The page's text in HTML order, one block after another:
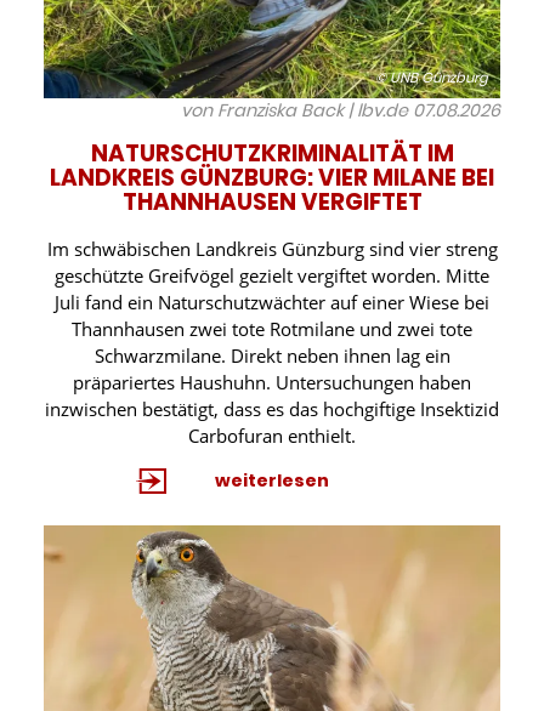
© UNB Günzburg
von Franziska Back | lbv.de 07.08.2026
NATURSCHUTZKRIMINALITÄT IM
LANDKREIS GÜNZBURG: VIER MILANE BEI
THANNHAUSEN VERGIFTET
Im schwäbischen Landkreis Günzburg sind vier streng
geschützte Greifvögel gezielt vergiftet worden. Mitte
Juli fand ein Naturschutzwächter auf einer Wiese bei
Thannhausen zwei tote Rotmilane und zwei tote
Schwarzmilane. Direkt neben ihnen lag ein
präpariertes Haushuhn. Untersuchungen haben
inzwischen bestätigt, dass es das hochgiftige Insektizid
Carbofuran enthielt.
weiterlesen